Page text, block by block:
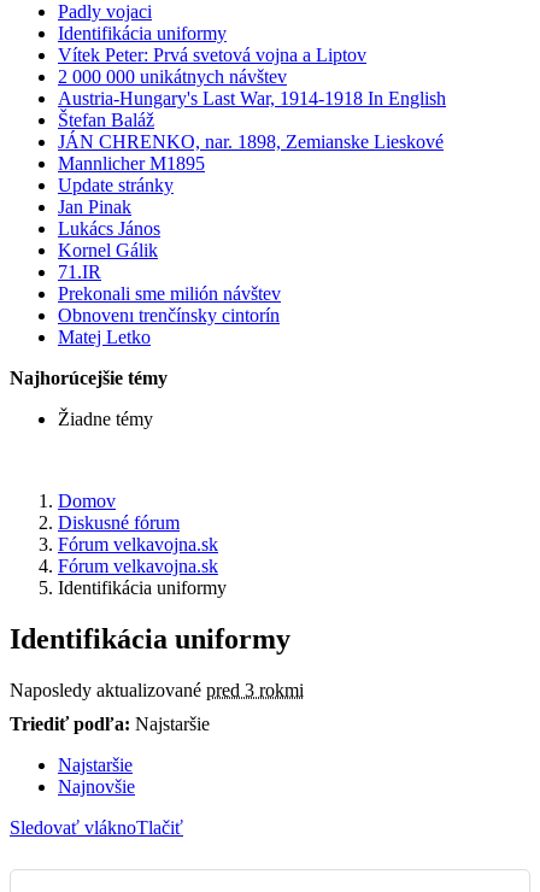
Padly vojaci
Identifikácia uniformy
Vítek Peter: Prvá svetová vojna a Liptov
2 000 000 unikátnych návštev
Austria-Hungary's Last War, 1914-1918 In English
Štefan Baláž
JÁN CHRENKO, nar. 1898, Zemianske Lieskové
Mannlicher M1895
Update stránky
Jan Pinak
Lukács János
Kornel Gálik
71.IR
Prekonali sme milión návštev
Obnovenı trenčínsky cintorín
Matej Letko
Najhorúcejšie témy
Žiadne témy
Domov
Diskusné fórum
Fórum velkavojna.sk
Fórum velkavojna.sk
Identifikácia uniformy
Identifikácia uniformy
Naposledy aktualizované pred 3 rokmi
Triediť podľa: Najstaršie
Najstaršie
Najnovšie
Sledovať vláknoTlačiť